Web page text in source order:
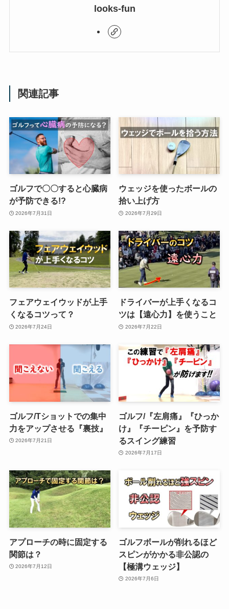
looks-fun
関連記事
ゴルフで〇〇すると心臓病
が予防できる!?
2026年7月31日
ウェッジを使ったボールの
拾い上げ方
2026年7月29日
フェアウェイウッドが上手
くなるコツって？
2026年7月24日
ドライバーが上手くなるコ
ツは【遠心力】を使うこと
2026年7月22日
ゴルフ/Tショットでの集中
力をアップさせる『裏技』
2026年7月21日
ゴルフ/『左肩痛』『ひっか
け』『チーピン』を予防す
るスイング練習
2026年7月17日
アプローチの時に固定する
関節は？
2026年7月12日
ゴルフボールが削れるほど
スピンがかかる非公認の
【極溝ウェッジ】
2026年7月6日